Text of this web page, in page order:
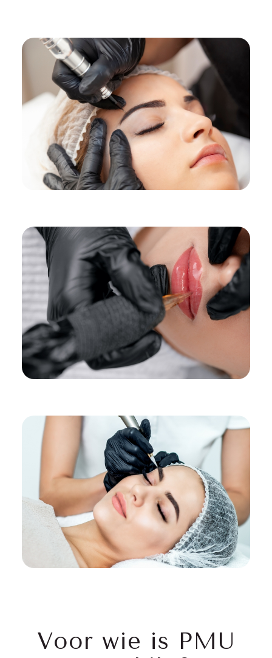
Voor wie is PMU